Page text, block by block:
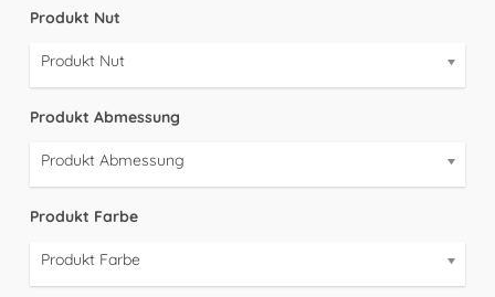
Produkt Nut
Produkt Nut
Produkt Abmessung
Produkt Abmessung
Produkt Farbe
Produkt Farbe